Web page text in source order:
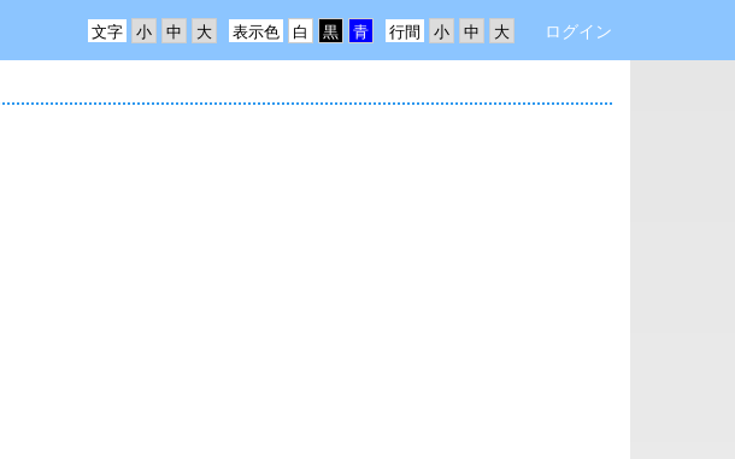
行間
表示色
文字 ログイン